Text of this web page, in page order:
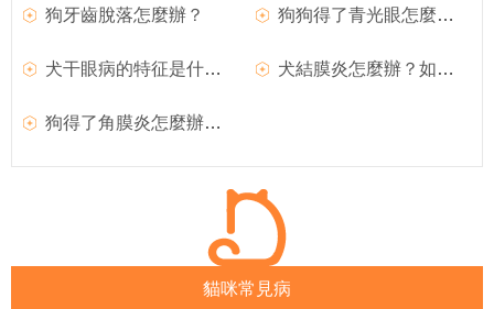
狗牙齒脫落怎麼辦？ 狗狗得了青光眼怎麼辦？
犬干眼病的特征是什麼？狗狗得了干眼病怎麼辦？ 犬結膜炎怎麼辦？如何治療犬結膜炎？
狗得了角膜炎怎麼辦？如何治療犬角膜炎
貓咪常見病